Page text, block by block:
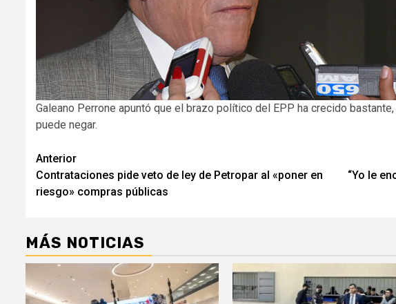
Galeano Perrone apuntó que el brazo político del EPP ha crecido
puede negar.
Navegación
de
Anterior
Contrataciones pide veto de ley de Petropar al «poner en
riesgo» compras públicas
“Yo le
MÁS NOTICIAS